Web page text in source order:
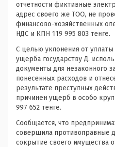
отчетности фиктивные
адрес своего же ТОО, не
финансово-хозяйственных
НДС и КПН 119 995 803 тенге.
С целью уклонения от уплаты
ущерба государству Д.
документы для незаконного
понесенных расходов и
результате преступных
причинен ущерб в особо
997 652 тенге.
Сообщается, что
совершила противоправные
сокрытие своего имущества